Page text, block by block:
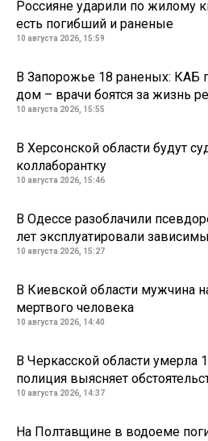
Россияне ударили по жилому
есть погибший и раненые
10 августа 2026, 15:59
В Запорожье 18 раненых: КАБ
дом – врачи боятся за жизнь
10 августа 2026, 15:55
В Херсонской области будут
коллаборантку
10 августа 2026, 15:46
В Одессе разоблачили
лет эксплуатировали
10 августа 2026, 15:27
В Киевской области мужчина
мертвого человека
10 августа 2026, 14:40
В Черкасской области умерла
полиция выясняет
10 августа 2026, 14:37
На Полтавщине в водоеме